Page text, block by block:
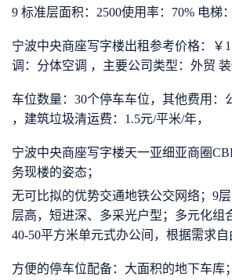
9 标准层面积：2500使用率：70% 电梯
宁波中央商座写字楼出租参考价格：￥
调：分体空调 ，主要公司类型：外贸 装
车位数量：30个停车车位，其他费用：
，建筑垃圾清运费：1.5元/平米/年，
宁波中央商座写字楼天一亚细亚商圈
务现楼的姿态；
无可比拟的优势交通地铁公交网络；9
层高，短进深、多采光户型；多元化组
40-50平方米单元式办公间，根据需求自
方便的停车位配备：大面积的地下车库